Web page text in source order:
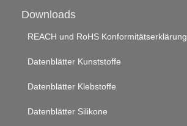
Downloads
REACH und RoHS Konformitätserklärung
Datenblätter Kunststoffe
Datenblätter Klebstoffe
Datenblätter Silikone